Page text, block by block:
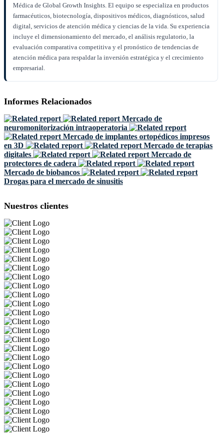
Médica de Global Growth Insights. El equipo se especializa en productos
farmacéuticos, biotecnología, dispositivos médicos, diagnósticos, salud
digital, servicios de atención médica y ciencias de la vida. Su experiencia
incluye el dimensionamiento del mercado, el análisis regulatorio, la
evaluación comparativa competitiva y el pronóstico de tendencias de
atención médica para respaldar la inversión estratégica y el crecimiento
empresarial.
Informes Relacionados
Mercado de
neuromonitorización intraoperatoria
Mercado de implantes ortopédicos impresos
en 3D
Mercado de terapias
digitales
Mercado de
protectores de cadera
Mercado de biobancos
Drogas para el mercado de sinusitis
Nuestros clientes